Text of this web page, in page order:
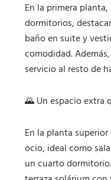
En la primera
dormitorios,
baño en suite y
comodidad.
servicio al resto de
🌄 Un espacio extra
En la planta
ocio, ideal como
un cuarto